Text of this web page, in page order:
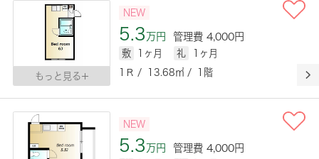
もっと見る
NEW
5.3万円 管理費 4,000円
敷 1ヶ月 礼
1ヶ月
1Ｒ / 13.68㎡ / 1階
NEW
5.3万円 管理費 4,000円